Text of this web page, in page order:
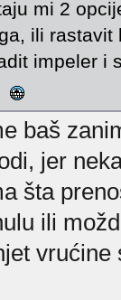
mi 2
ili rastavit
impeler i
baš
jer
šta
ili
vrućine